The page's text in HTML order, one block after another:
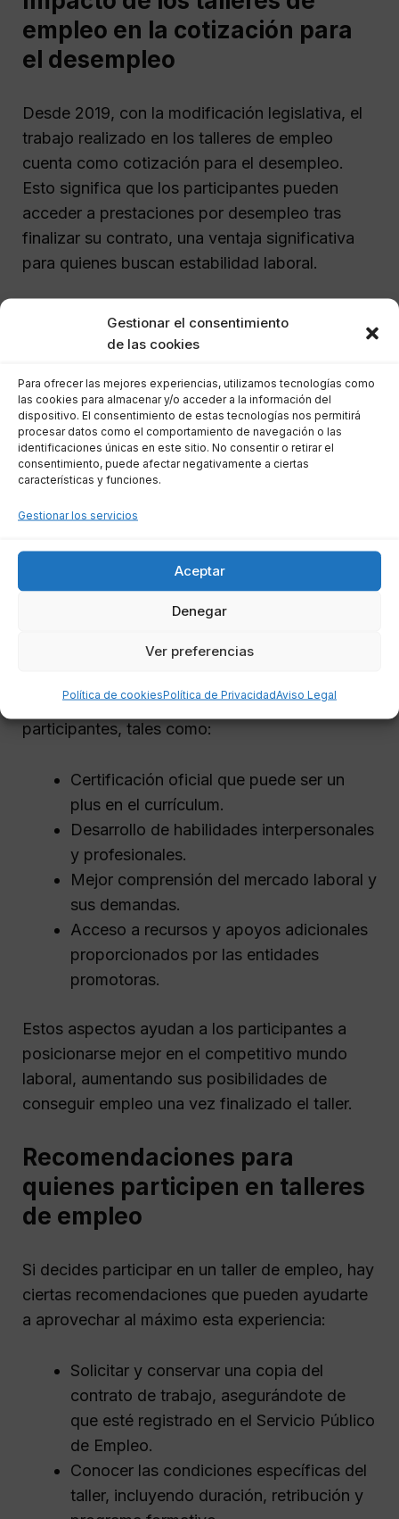
Gestionar el consentimiento
de las cookies
Para ofrecer las mejores experiencias, utilizamos tecnologías como
las cookies para almacenar y/o acceder a la información del
dispositivo. El consentimiento de estas tecnologías nos permitirá
procesar datos como el comportamiento de navegación o las
identificaciones únicas en este sitio. No consentir o retirar el
consentimiento, puede afectar negativamente a ciertas
características y funciones.
Gestionar los servicios
Aceptar
Denegar
Ver preferencias
Política de cookiesPolítica de PrivacidadAviso Legal
empleo en la cotización para
el desempleo
Desde 2019, con la modificación legislativa, el
trabajo realizado en los talleres de empleo
cuenta como cotización para el desempleo.
Esto significa que los participantes pueden
acceder a prestaciones por desempleo tras
finalizar su contrato, una ventaja significativa
para quienes buscan estabilidad laboral.
Este cambio fue establecido por el Real
Decreto-ley 28/2018, que asegura que los
consideren para la cotización a la Seguridad
Social. Sin embargo, es importante destacar
que esta normativa no tiene efecto retroactivo y
no se aplica a contratos firmados antes de
2019.
participar en talleres de
empleo
Además de la formación y la experiencia
beneficios que pueden ser muy útiles para los
participantes, tales como:
Certificación oficial que puede ser un
plus en el currículum.
Desarrollo de habilidades interpersonales
y profesionales.
Mejor comprensión del mercado laboral y
sus demandas.
Acceso a recursos y apoyos adicionales
proporcionados por las entidades
promotoras.
Estos aspectos ayudan a los participantes a
posicionarse mejor en el competitivo mundo
laboral, aumentando sus posibilidades de
conseguir empleo una vez finalizado el taller.
Recomendaciones para
quienes participen en talleres
de empleo
Si decides participar en un taller de empleo, hay
ciertas recomendaciones que pueden ayudarte
a aprovechar al máximo esta experiencia:
Solicitar y conservar una copia del
contrato de trabajo, asegurándote de
que esté registrado en el Servicio Público
de Empleo.
Conocer las condiciones específicas del
taller, incluyendo duración, retribución y